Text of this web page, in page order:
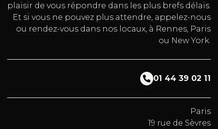
plaisir de vous répondre dans les plus brefs délais.
Et si vous ne pouvez plus attendre, appelez-nous
ou rendez-vous dans nos locaux, à Rennes, Paris
ou New York.
01 44 39 02 11
Paris
19 rue de Sèvres